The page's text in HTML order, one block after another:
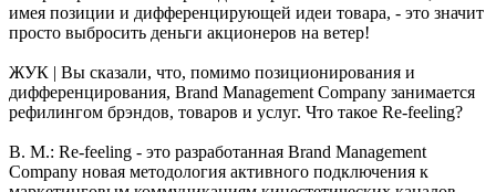
имея позиции и дифференцирующей идеи товара, - это значит
просто выбросить деньги акционеров на ветер!
ЖУК | Вы сказали, что, помимо позиционирования и
дифференцирования, Brand Management Company занимается
рефилингом брэндов, товаров и услуг. Что такое Re-feeling?
В. М.: Re-feeling - это разработанная Brand Management
Company новая методология активного подключения к